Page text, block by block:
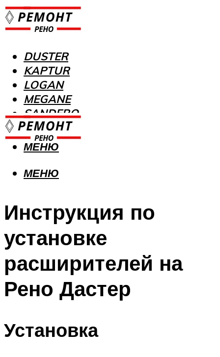
DUSTER
KAPTUR
LOGAN
MEGANE
SANDERO
МЕНЮ
МЕНЮ
Инструкция по
установке
расширителей на
Рено Дастер
Установка